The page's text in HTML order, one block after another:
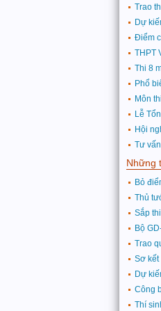
Trao
Dự
Điểm
THPT
Thi 8
Phổ
Môn
Lễ
Hội
Tư
Những
Bỏ
Thủ
Sắp
Bộ
Trao
Sơ kết
Dự
Công
Thí